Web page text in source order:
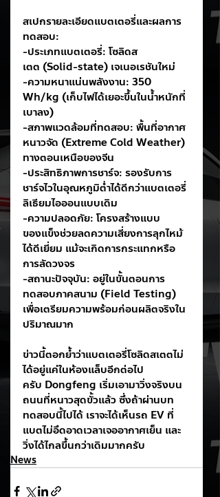
สเปกรายละเอียดแบตเตอรี่และผลการ
ทดสอบ:
-ประเภทแบตเตอรี่: โซลิดส
เตต (Solid-state) เจเนอเรชันใหม่
-ความหนาแน่นพลังงาน: 350
Wh/kg (เก็บไฟได้เยอะขึ้นในน้ำหนักที่
เบาลง)
-สภาพแวดล้อมที่ทดสอบ: พื้นที่อากาศ
หนาวจัด (Extreme Cold Weather)
ทางตอนเหนือของจีน
-ประสิทธิภาพการชาร์จ: รองรับการ
ชาร์จไวในอุณหภูมิต่ำได้ดีกว่าแบตเตอรี่
ลิเธียมไอออนแบบเดิม
-ความปลอดภัย: โครงสร้างแบบ
ของแข็งช่วยลดความเสี่ยงการลุกไหม้
ได้ดีเยี่ยม แม้จะเกิดการกระแทกหรือ
การลัดวงจร
-สถานะปัจจุบัน: อยู่ในขั้นตอนการ
ทดสอบภาคสนาม (Field Testing)
เพื่อเตรียมความพร้อมก่อนผลิตจริงใน
ปริมาณมาก
ข่าวนี้ตอกย้ำว่าแบตเตอรี่โซลิดสเตตไม่
ได้อยู่แค่ในห้องแล็บอีกต่อไป
ครับ Dongfeng เริ่มเอามาวิ่งจริงบน
ถนนที่หนาวสุดขั้วแล้ว ซึ่งถ้าผ่านบท
ทดสอบนี้ไปได้ เราจะได้เห็นรถ EV ที่
แบตไม่อึดอาดเวลาเจออากาศเย็น และ
วิ่งได้ไกลขึ้นกว่าเดิมมากครับ
News